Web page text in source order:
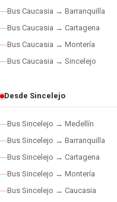
Bus Caucasia → Barranquilla
Bus Caucasia → Cartagena
Bus Caucasia → Montería
Bus Caucasia → Sincelejo
Desde Sincelejo
Bus Sincelejo → Medellín
Bus Sincelejo → Barranquilla
Bus Sincelejo → Cartagena
Bus Sincelejo → Montería
Bus Sincelejo → Caucasia